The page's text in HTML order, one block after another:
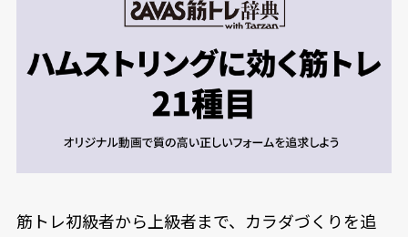
筋トレ初級者から上級者まで、カラダづくりを追